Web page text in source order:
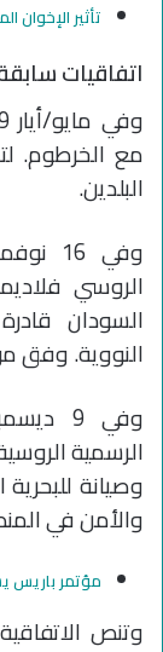
تأثير الإخوان
اتفاقيات
مع الخرطوم.
البلدين.
الروسي
السودان
النووية. وفق
الرسمية
وصيانة للبحرية
والأمن في
مؤتمر باريس
وتنص